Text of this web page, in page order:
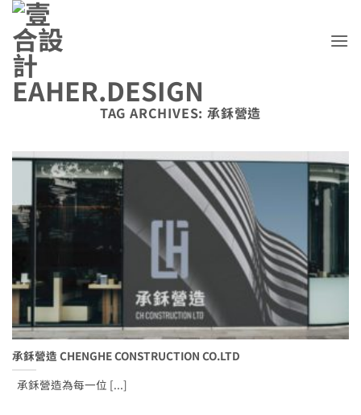
Skip
content
TAG ARCHIVES: 承鉌營造
承鉌營造 CHENGHE CONSTRUCTION CO.LTD
承鉌營造為每一位 [...]